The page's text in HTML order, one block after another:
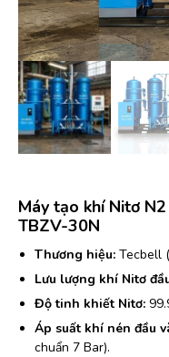
Máy tạo khí Nitơ
TBZV-30N
Thương hiệu: Tecbell
Lưu lượng khí Nitơ
Độ tinh khiết Nitơ:
Áp suất khí nén đầu
chuẩn 7 Bar).